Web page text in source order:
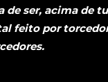
de ser, acima de
feito por